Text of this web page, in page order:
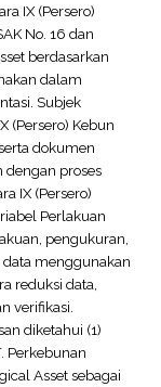
IX (Persero)
No. 16 dan
berdasarkan
dalam
Subjek
(Persero) Kebun
dokumen
proses
IX (Persero)
Perlakuan
pengukuran,
menggunakan
reduksi data,
verifikasi.
diketahui (1)
Perkebunan
Asset sebagai